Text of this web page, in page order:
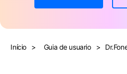
Entrar
Início > Guia de usuario >